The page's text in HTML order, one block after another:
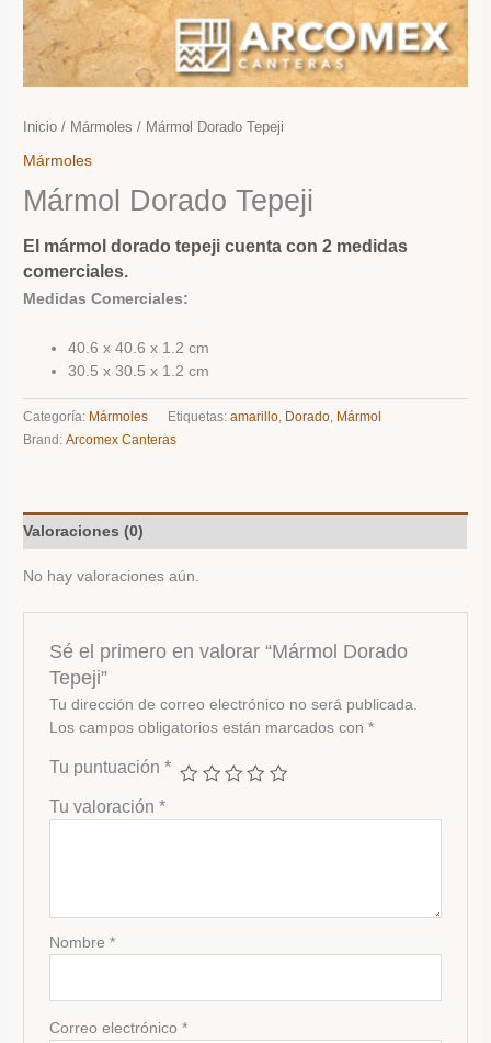
Inicio / Mármoles / Mármol Dorado Tepeji
Mármoles
Mármol Dorado Tepeji
El mármol dorado tepeji cuenta con 2 medidas
comerciales.
Medidas Comerciales:
40.6 x 40.6 x 1.2 cm
30.5 x 30.5 x 1.2 cm
Categoría: Mármoles Etiquetas:amarillo, Dorado, Mármol
Brand:Arcomex Canteras
Valoraciones (0)
No hay valoraciones aún.
Sé el primero en valorar “Mármol Dorado
Tepeji”
Tu dirección de correo electrónico no será publicada.
Los campos obligatorios están marcados con *
Tu puntuación *
Tu valoración *
Nombre *
Correo electrónico *